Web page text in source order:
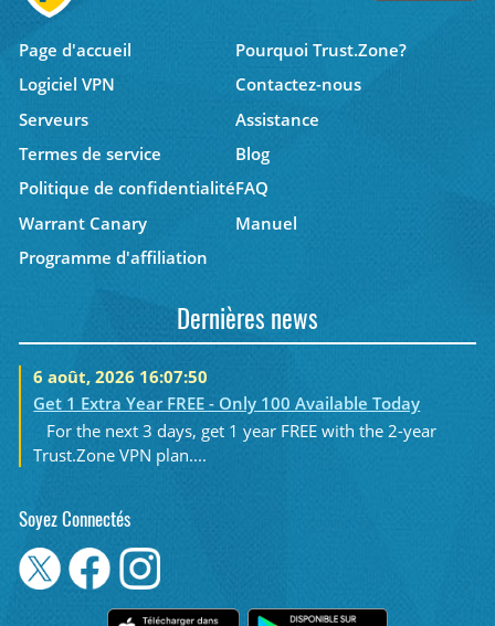
Page d'accueil
Pourquoi Trust.Zone?
Logiciel VPN
Contactez-nous
Serveurs
Assistance
Termes de service
Blog
Politique de confidentialitéFAQ
Warrant Canary
Manuel
Programme d'affiliation
Dernières news
6 août, 2026 16:07:50
Get 1 Extra Year FREE - Only 100 Available Today
For the next 3 days, get 1 year FREE with the 2-year
Trust.Zone VPN plan....
Soyez Connectés